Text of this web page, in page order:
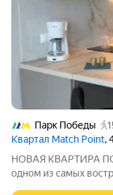
Парк Победы
Квартал Match Point,
НОВАЯ КВАРТИРА
одном из самых